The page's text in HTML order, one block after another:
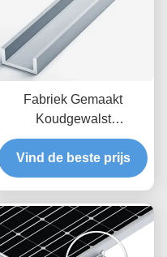
Fabriek Gemaakt
Koudgewalst
Gegalvaniseerd
Staalprofiel voor PV
Comité die c-van het
Staalstut de Zonnemacht
Stent opzetten
Vind de beste prijs